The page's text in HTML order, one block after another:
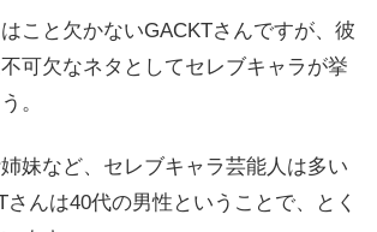
こと欠かないGACKTさんですが、 彼
可欠なネタとしてセレブキャラが挙
。
妹など、セレブキャラ芸能人は多い
さんは40代の男性ということで、とく